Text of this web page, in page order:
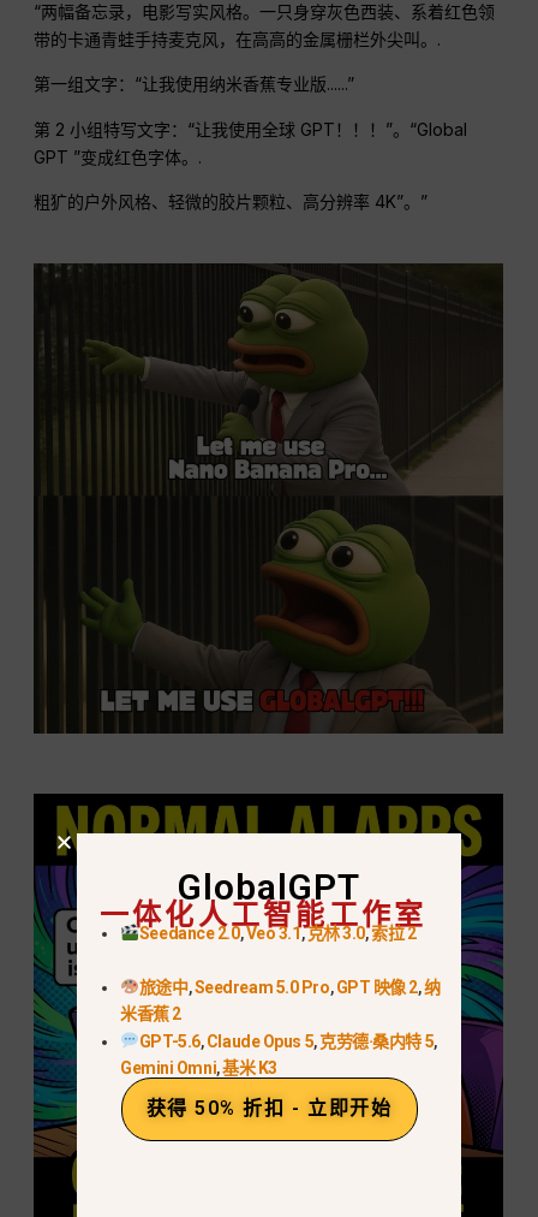
“两幅备忘录，电影写实风格。一只身穿灰色西装、系着红色领
带的卡通青蛙手持麦克风，在高高的金属栅栏外尖叫。.
第一组文字：“让我使用纳米香蕉专业版......”
第 2 小组特写文字：“让我使用全球 GPT！！！”。“Global
GPT ”变成红色字体。.
粗犷的户外风格、轻微的胶片颗粒、高分辨率 4K”。”
GlobalGPT
一体化人工智能工作室
Seedance 2.0,Veo 3.1,克林 3.0,索拉 2
旅途中,Seedream 5.0 Pro,GPT 映像 2,纳
米香蕉 2
GPT-5.6,Claude Opus 5,克劳德·桑内特 5,
Gemini Omni,基米 K3
获得 50% 折扣 - 立即开始